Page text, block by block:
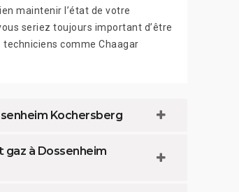
maintenir l’état de votre
seriez toujours important d’être
techniciens comme Chaagar
Kochersberg
à Dossenheim